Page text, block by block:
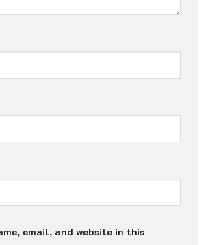
email, and website in this